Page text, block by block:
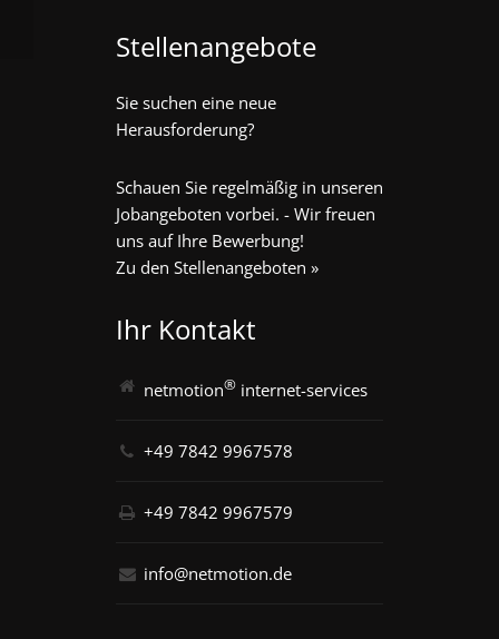
Stellenangebote
Sie suchen eine neue
Herausforderung?
Schauen Sie regelmäßig in unseren
Jobangeboten vorbei. - Wir freuen
uns auf Ihre Bewerbung!
Zu den Stellenangeboten »
Ihr Kontakt
netmotion® internet-services
+49 7842 9967578
+49 7842 9967579
info@netmotion.de